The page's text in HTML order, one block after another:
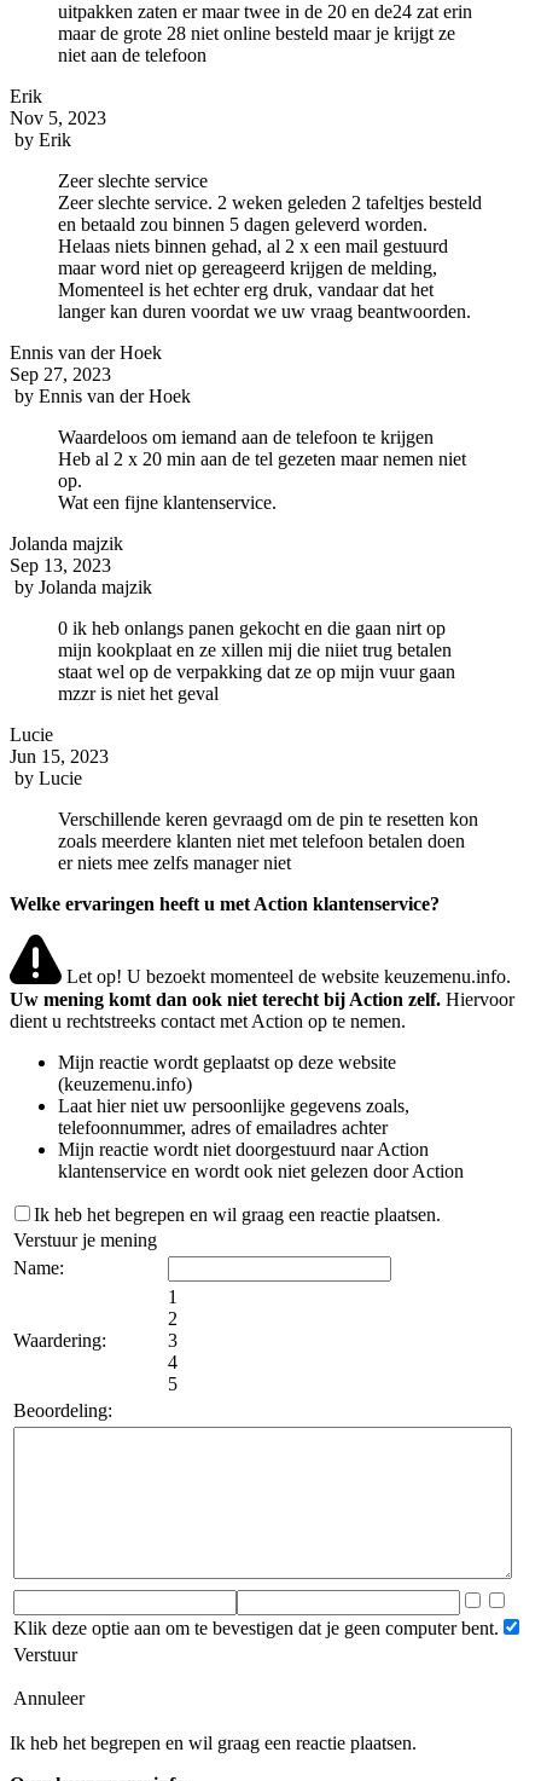
uitpakken zaten er maar twee in de 20 en de24 zat erin
maar de grote 28 niet online besteld maar je krijgt ze
niet aan de telefoon
Erik
Nov 5, 2023
by Erik
Zeer slechte service
Zeer slechte service. 2 weken geleden 2 tafeltjes besteld
en betaald zou binnen 5 dagen geleverd worden.
Helaas niets binnen gehad, al 2 x een mail gestuurd
maar word niet op gereageerd krijgen de melding,
Momenteel is het echter erg druk, vandaar dat het
langer kan duren voordat we uw vraag beantwoorden.
Ennis van der Hoek
Sep 27, 2023
by Ennis van der Hoek
Waardeloos om iemand aan de telefoon te krijgen
Heb al 2 x 20 min aan de tel gezeten maar nemen niet
op.
Wat een fijne klantenservice.
Jolanda majzik
Sep 13, 2023
by Jolanda majzik
0 ik heb onlangs panen gekocht en die gaan nirt op
mijn kookplaat en ze xillen mij die niiet trug betalen
staat wel op de verpakking dat ze op mijn vuur gaan
mzzr is niet het geval
Lucie
Jun 15, 2023
by Lucie
Verschillende keren gevraagd om de pin te resetten kon
zoals meerdere klanten niet met telefoon betalen doen
er niets mee zelfs manager niet
Welke ervaringen heeft u met Action klantenservice?
Let op! U bezoekt momenteel de website keuzemenu.info.
Uw mening komt dan ook niet terecht bij Action zelf. Hiervoor
dient u rechtstreeks contact met Action op te nemen.
Mijn reactie wordt geplaatst op deze website
(keuzemenu.info)
Laat hier niet uw persoonlijke gegevens zoals,
telefoonnummer, adres of emailadres achter
Mijn reactie wordt niet doorgestuurd naar Action
klantenservice en wordt ook niet gelezen door Action
Ik heb het begrepen en wil graag een reactie plaatsen.
Verstuur je mening
Name:
Waardering:
1
2
3
4
5
Beoordeling:
Klik deze optie aan om te bevestigen dat je geen computer bent.
Verstuur
Annuleer
Ik heb het begrepen en wil graag een reactie plaatsen.